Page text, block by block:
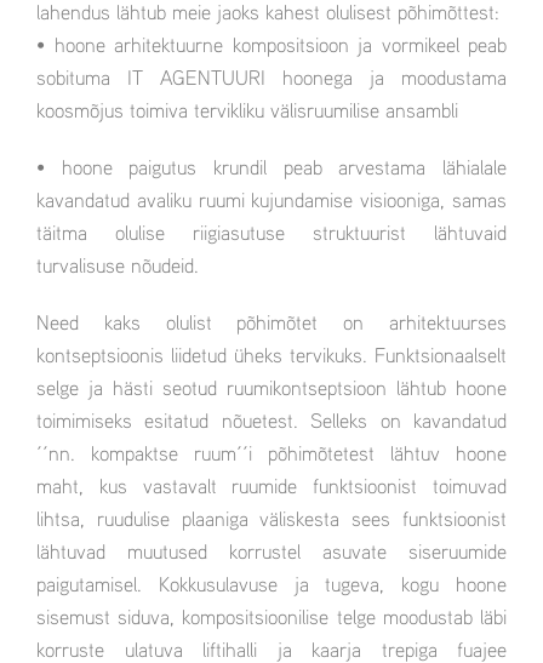
lahendus lähtub meie jaoks kahest olulisest põhimõttest:
• hoone arhitektuurne kompositsioon ja vormikeel peab
sobituma IT AGENTUURI hoonega ja moodustama
koosmõjus toimiva tervikliku välisruumilise ansambli
• hoone paigutus krundil peab arvestama lähialale
kavandatud avaliku ruumi kujundamise visiooniga, samas
täitma olulise riigiasutuse struktuurist lähtuvaid
turvalisuse nõudeid.
Need kaks olulist põhimõtet on arhitektuurses
kontseptsioonis liidetud üheks tervikuks. Funktsionaalselt
selge ja hästi seotud ruumikontseptsioon lähtub hoone
toimimiseks esitatud nõuetest. Selleks on kavandatud
´´nn. kompaktse ruum´´i põhimõtetest lähtuv hoone
maht, kus vastavalt ruumide funktsioonist toimuvad
lihtsa, ruudulise plaaniga väliskesta sees funktsioonist
lähtuvad muutused korrustel asuvate siseruumide
paigutamisel. Kokkusulavuse ja tugeva, kogu hoone
sisemust siduva, kompositsioonilise telge moodustab läbi
korruste ulatuva liftihalli ja kaarja trepiga fuajee